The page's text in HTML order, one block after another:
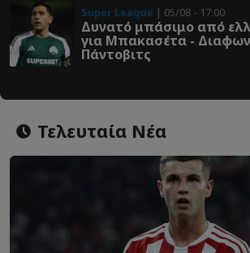
Super League | 05/08 - 17:00
Δυνατό μπάσιμο από
για Μπακασέτα -
Πάντοβιτς
Τελευταία Νέα